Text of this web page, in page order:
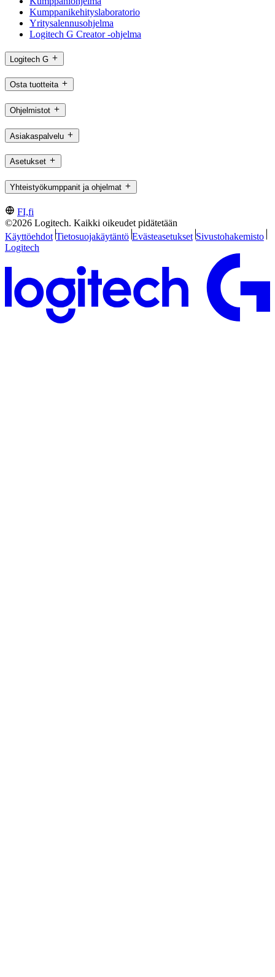
Kumppanikehityslaboratorio
Yritysalennusohjelma
Logitech G Creator -ohjelma
Logitech G
Osta tuotteita
Ohjelmistot
Asiakaspalvelu
Asetukset
Yhteistyökumppanit ja ohjelmat
FI,fi
©2026 Logitech. Kaikki oikeudet pidätetään
Käyttöehdot Tietosuojakäytäntö Evästeasetukset Sivustohakemisto
Logitech